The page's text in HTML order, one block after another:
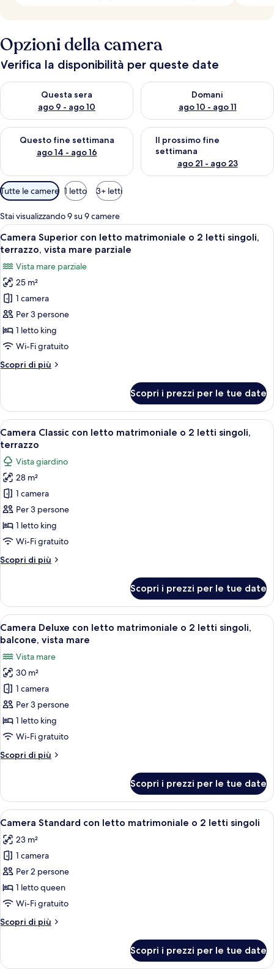
Opzioni della camera
Verifica la disponibilità per queste date
Questa sera
ago 9 - ago 10
Verifica la disponibilità per questa sera, ago 9 - ago 10
Domani
ago 10 - ago 11
Verifica la disponibilità per
Questo fine settimana
ago 14 - ago 16
Verifica la disponibilità per questo fine settimana, ago 14 -
Il prossimo fine
settimana
ago 21 - ago 23
Verifica la disponibilità per il
Filtri
disponibili
per
le
camere
Tutte le camere 1 letto 3+ letti
Stai visualizzando 9 su 9 camere
Apri
tutte
foto
per
Camera
Superior
con
letto
o
singoli,
terrazzo,
vista
mare
parziale
Una camera da letto con un letto,
6
Camera Superior con letto matrimoniale o 2 letti singoli,
terrazzo, vista mare parziale
Vista mare parziale
25 m²
1 camera
Per 3 persone
1 letto king
Wi-Fi gratuito
Scopri di più
Altri
Superior
con
letto
matrimoniale
2
letti
singoli,
terrazzo,
vista
parziale
Scopri i prezzi per le tue date
Apri
tutte
le
foto
per
Camera
Classic
con
letto
o
singoli,
terrazzo
Una camera d'albergo con un letto,
6
Camera Classic con letto matrimoniale o 2 letti singoli,
terrazzo
Vista giardino
28 m²
1 camera
Per 3 persone
1 letto king
Wi-Fi gratuito
Scopri di più
Altri
Classic
con
letto
matrimoniale
2
letti
singoli,
terrazzo
Scopri i prezzi per le tue date
Apri
tutte
foto
per
Camera
Deluxe
con
letto
o
singoli,
balcone,
vista
mare
Una camera d'albergo con un letto,
10
Camera Deluxe con letto matrimoniale o 2 letti singoli,
balcone, vista mare
Vista mare
30 m²
1 camera
Per 3 persone
1 letto king
Wi-Fi gratuito
Scopri di più
Altri
Deluxe
con
letto
o
2
singoli,
balcone,
vista
mare
Scopri i prezzi per le tue date
Apri
tutte
le
foto
per
Camera
Standard
letto
Una camera da letto con un letto,
5
Camera Standard con letto matrimoniale o 2 letti singoli
23 m²
1 camera
Per 2 persone
1 letto queen
Wi-Fi gratuito
Scopri di più
Altri
Standard
Scopri i prezzi per le tue date